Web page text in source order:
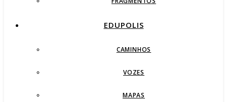
EDUPOLIS
CAMINHOS
VOZES
MAPAS